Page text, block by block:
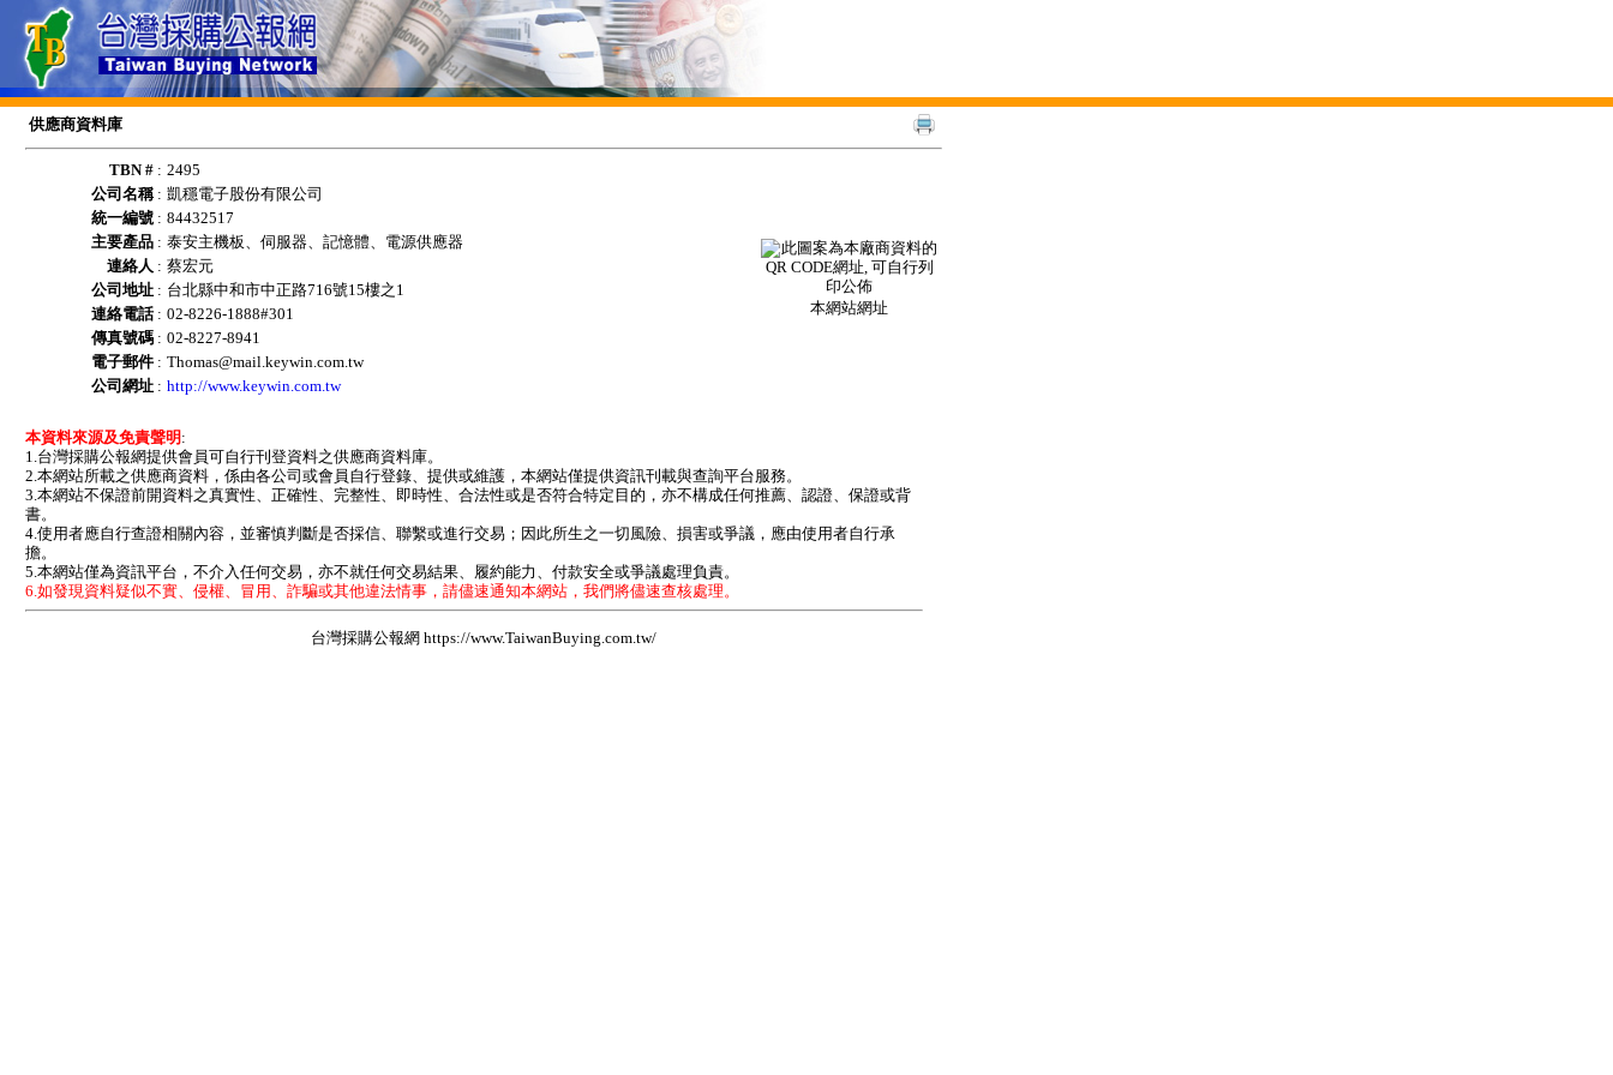
供應商資料庫
TBN # : 2495
本網站網址
公司名稱: 凱穩電子股份有限公司
統一編號 : 84432517
主要產品 : 泰安主機板、伺服器、記憶體、電源供應器
連絡人 : 蔡宏元
公司地址 : 台北縣中和市中正路716號15樓之1
連絡電話: 02-8226-1888#301
傳真號碼 : 02-8227-8941
電子郵件 : Thomas@mail.keywin.com.tw
公司網址 : http://www.keywin.com.tw
本資料來源及免責聲明 :
1.台灣採購公報網提供會員可自行刊登資料之供應商資料庫。
2.本網站所載之供應商資料，係由各公司或會員自行登錄、提供或維護，本網站僅提供資訊刊載與查詢平台服務。
3.本網站不保證前開資料之真實性、正確性、完整性、即時性、合法性或是否符合特定目的，亦不構成任何推薦、認證、保證或背
書。
4.使用者應自行查證相關內容，並審慎判斷是否採信、聯繫或進行交易；因此所生之一切風險、損害或爭議，應由使用者自行承
擔。
5.本網站僅為資訊平台，不介入任何交易，亦不就任何交易結果、履約能力、付款安全或爭議處理負責。
6.如發現資料疑似不實、侵權、冒用、詐騙或其他違法情事，請儘速通知本網站，我們將儘速查核處理。
台灣採購公報網 https://www.TaiwanBuying.com.tw/